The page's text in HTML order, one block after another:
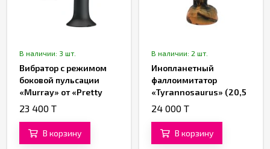
В наличии: 3 шт.
Вибратор с режимом
боковой пульсации
«Murray» от «Pretty
love» (чёрный)
23 400 T
В корзину
В наличии: 2 шт.
Инопланетный
фаллоимитатор
«Tyrannosaurus» (20,5
см)
24 000 T
В корзину